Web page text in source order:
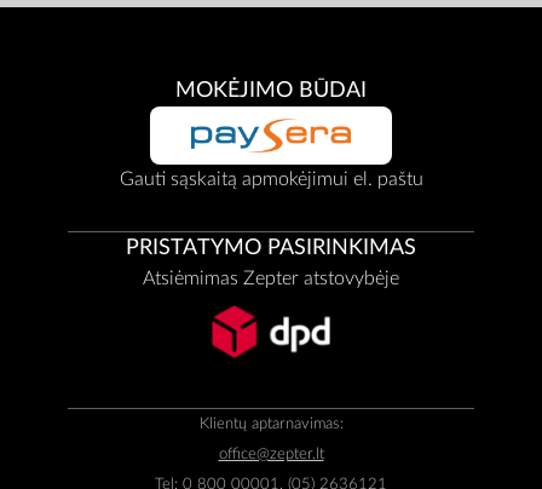
MOKĖJIMO BŪDAI
Gauti sąskaitą apmokėjimui el. paštu
PRISTATYMO PASIRINKIMAS
Atsiėmimas Zepter atstovybėje
Klientų aptarnavimas:
office@zepter.lt
Tel: 0 800 00001, (05) 2636121